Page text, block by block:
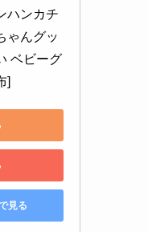
ハンカチ
ゃんグッ
ベビーグ
]
見る